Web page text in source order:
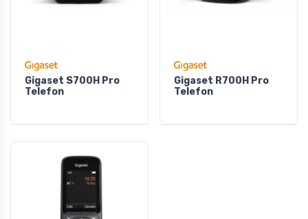
Gigaset S700H Pro
Telefon
Gigaset R700H Pro
Telefon